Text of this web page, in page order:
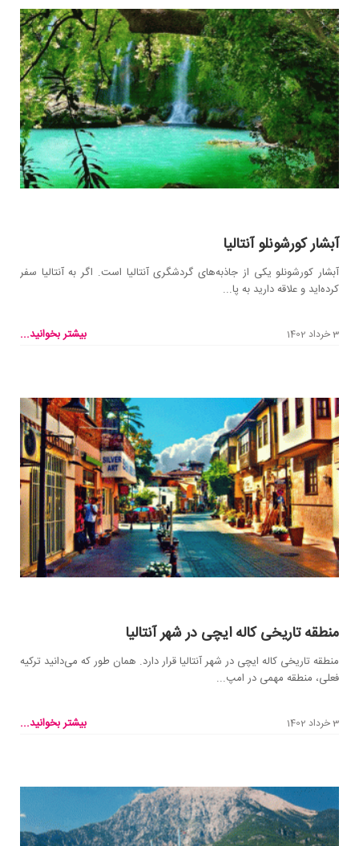
آبشار کورشونلو آنتالیا
آبشار کورشونلو یکی از جاذبه‌های گردشگری آنتالیا است. اگر به آنتالیا سفر
کرده‌اید و علاقه دارید به پا...
3 خرداد 1402 بیشتر بخوانید...
منطقه تاریخی کاله ایچی در شهر آنتالیا
منطقه تاریخی کاله ایچی در شهر آنتالیا قرار دارد. همان‌ طور که می‌دانید ترکیه
فعلی، منطقه مهمی در امپ...
3 خرداد 1402 بیشتر بخوانید...